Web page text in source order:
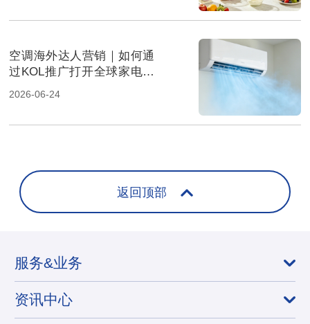
空调海外达人营销｜如何通
过KOL推广打开全球家电市
场
2026-06-24
返回顶部
服务&业务
资讯中心